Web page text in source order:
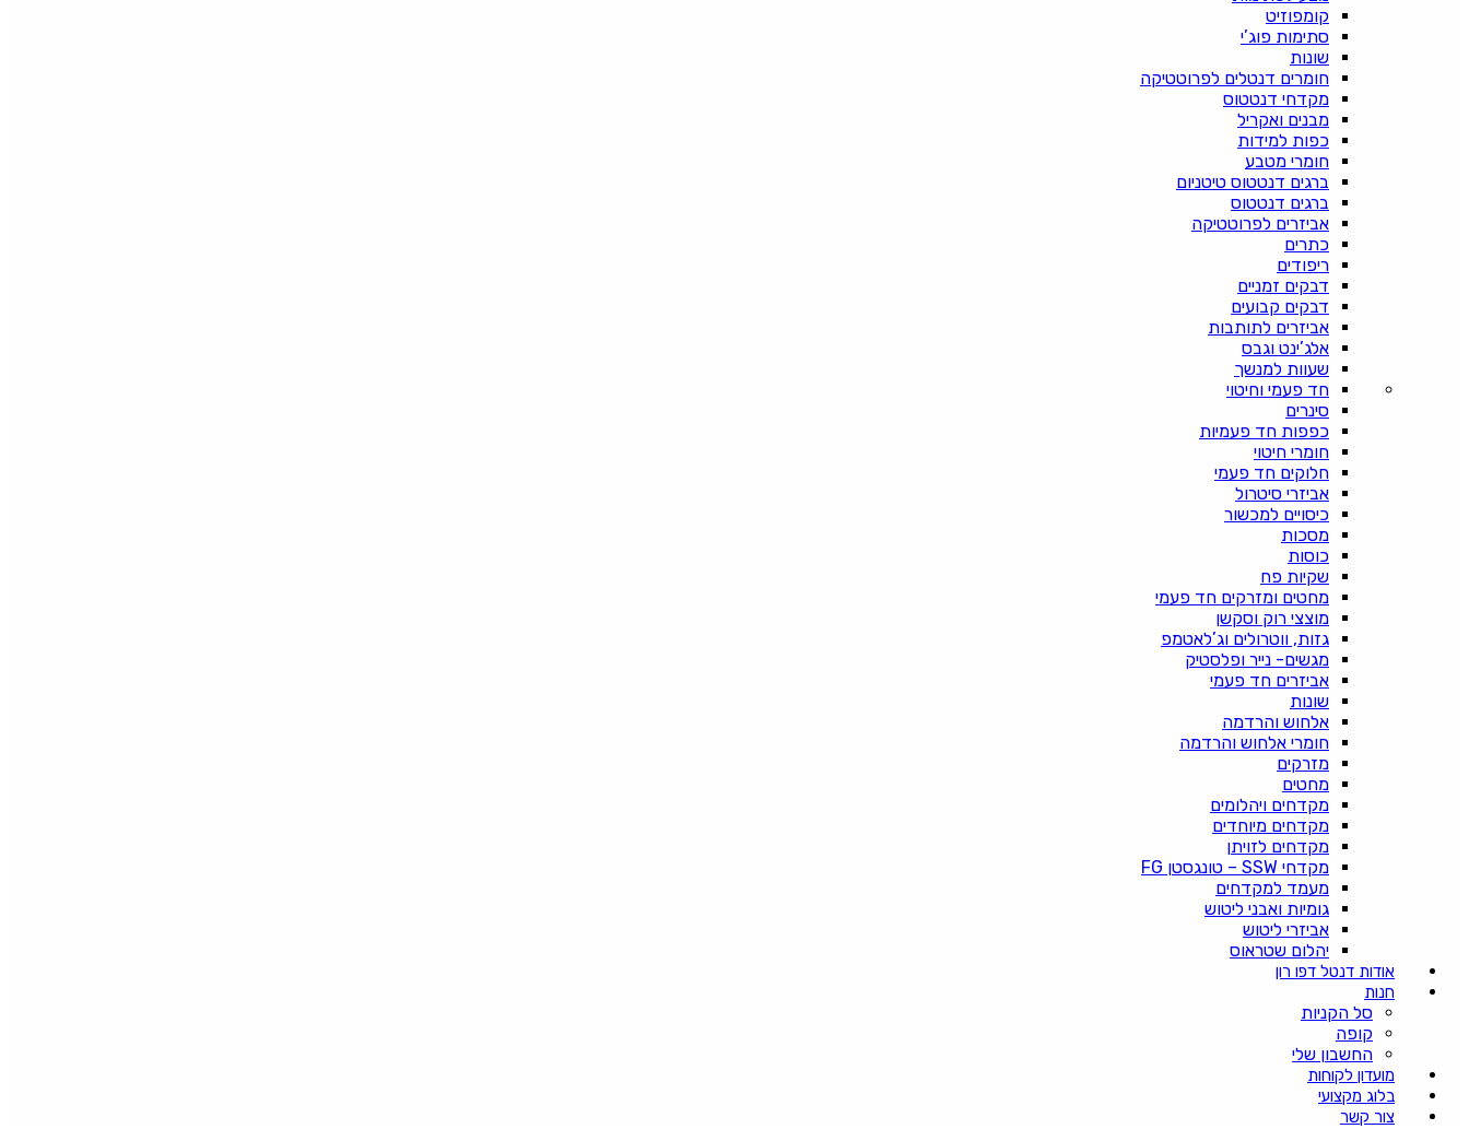
קומפוזיט
סתימות פוג’י
שונות
חומרים דנטלים לפרוטטיקה
מקדחי דנטטוס
מבנים ואקריל
כפות למידות
חומרי מטבע
ברגים דנטטוס טיטניום
ברגים דנטטוס
אביזרים לפרוטטיקה
כתרים
ריפודים
דבקים זמניים
דבקים קבועים
אביזרים לתותבות
אלג’ינט וגבס
שעוות למנשך
חד פעמי וחיטוי
סינרים
כפפות חד פעמיות
חומרי חיטוי
חלוקים חד פעמי
אביזרי סיטרול
כיסויים למכשור
מסכות
כוסות
שקיות פח
מחטים ומזרקים חד פעמי
מוצצי רוק וסקשן
גזות, ווטרולים וג’לאטמפ
מגשים- נייר ופלסטיק
אביזרים חד פעמי
שונות
אלחוש והרדמה
חומרי אלחוש והרדמה
מזרקים
מחטים
מקדחים ויהלומים
מקדחים מיוחדים
מקדחים לזויתן
מקדחי SSW – טונגסטן FG
מעמד למקדחים
גומיות ואבני ליטוש
אביזרי ליטוש
יהלום שטראוס
אודות דנטל דפו רון
חנות
סל הקניות
קופה
החשבון שלי
מועדון לקוחות
בלוג מקצועי
צור קשר